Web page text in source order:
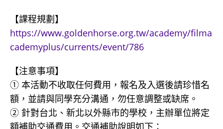
【課程規劃】
https://www.goldenhorse.org.tw/academy/filma
cademyplus/currents/event/786
【注意事項】
① 本活動不收取任何費用，報名及入選後請珍惜名
額，並請與同學充分溝通，勿任意調整或缺席。
② 針對台北、新北以外縣市的學校，主辦單位將定
額補助交通費用。交通補助說明如下：